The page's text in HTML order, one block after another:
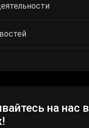
на нас в